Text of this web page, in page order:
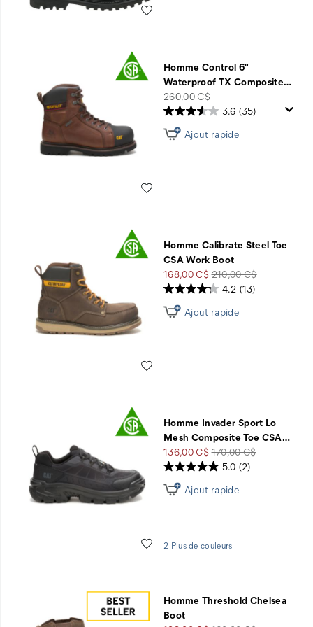
Homme Control 6"
Waterproof TX Composite…
price
260,00 C$
3.6 (35)
Ajout rapide
Homme Calibrate Steel Toe
CSA Work Boot
Prix
soldé
168,00 C$Prix
de
210,00 C$
4.2 (13)
Ajout rapide
Homme Invader Sport Lo
Mesh Composite Toe CSA…
Prix
soldé
136,00 C$Prix
de
170,00 C$
Liste de souhaits
5.0 (2)
Ajout rapide
2 Plus de couleurs
Homme Threshold Chelsea
Boot